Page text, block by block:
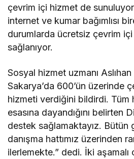
çevrim içi hizmet de
internet ve kumar bağımlısı
durumlarda ücretsiz çevrim içi
sağlanıyor.
Sosyal hizmet uzmanı
Sakarya’da 600’ün üzerinde
hizmeti verdiğini bildirdi. Tüm
esasına dayandığını belirten
destek sağlamaktayız. Bütün
danışma hattımız üzerinden
ilerlemekte.” dedi. İki aşamalı